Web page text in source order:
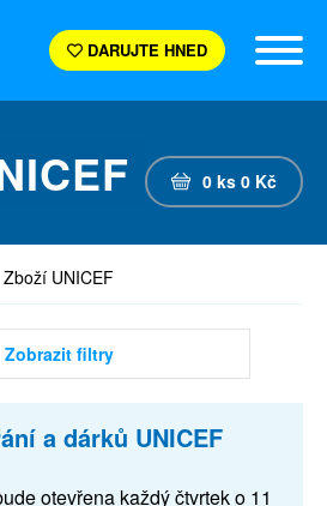
DARUJTE HNED
0 ks 0 Kč
Zboží UNICEF
Zobrazit filtry
a dárků UNICEF
otevřena každý čtvrtek o 11